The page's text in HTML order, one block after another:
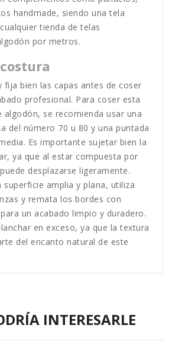
handmade, siendo una tela
tienda de telas
por metros.
fija bien las capas antes de coser
profesional. Para coser esta
algodón, se recomienda usar una
del número 70 u 80 y una puntada
Es importante sujetar bien la
ya que al estar compuesta por
desplazarse ligeramente.
superficie amplia y plana, utiliza
y remata los bordes con
un acabado limpio y duradero.
en exceso, ya que la textura
del encanto natural de este
INTERESARLE